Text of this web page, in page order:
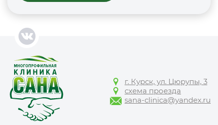
г. Курск, ул. Цюрупы, 3
схема проезда
sana-clinica@yandex.ru